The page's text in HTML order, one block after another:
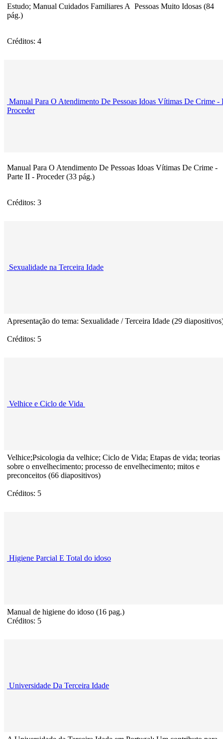
Estudo; Manual Cuidados Familiares A Pessoas Muito Idosas (84
pág.)
Créditos: 4
Manual Para O Atendimento De Pessoas Idoas Vítimas De Crime -
Proceder
Manual Para O Atendimento De Pessoas Idoas Vítimas De Crime -
Parte II - Proceder (33 pág.)
Créditos: 3
Sexualidade na Terceira Idade
Apresentação do tema: Sexualidade / Terceira Idade (29
Créditos: 5
Velhice e Ciclo de Vida
Velhice;Psicologia da velhice; Ciclo de Vida; Etapas de vida; teorias
sobre o envelhecimento; processo de envelhecimento; mitos e
preconceitos (66 diapositivos)
Créditos: 5
Higiene Parcial E Total do idoso
Manual de higiene do idoso (16 pag.)
Créditos: 5
Universidade Da Terceira Idade